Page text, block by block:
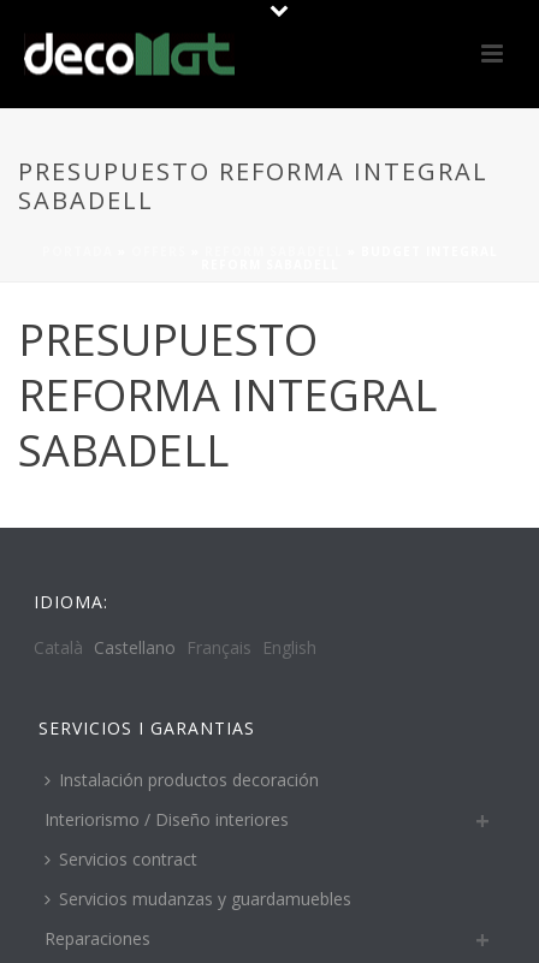
PRESUPUESTO REFORMA INTEGRAL
SABADELL
PRESUPUESTO
REFORMA INTEGRAL
SABADELL
IDIOMA:
Català Castellano Français English
SERVICIOS I GARANTIAS
Instalación productos decoración
Interiorismo / Diseño interiores
Servicios contract
Servicios mudanzas y guardamuebles
Reparaciones